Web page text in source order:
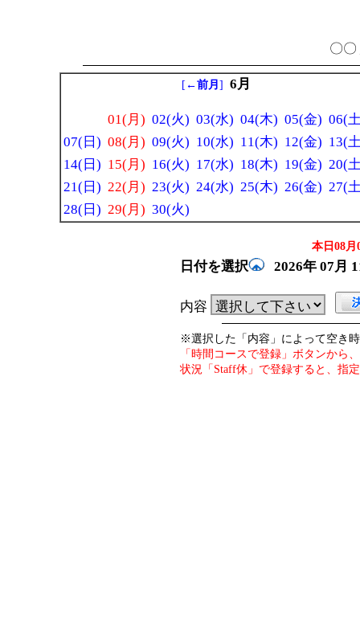
〇
[ ←前月 ] 6月
01(月) 02(火) 03(水) 04(木) 05(金) 06(
07(日) 08(月) 09(火) 10(水) 11(木) 12(金) 13(
14(日) 15(月) 16(火) 17(水) 18(木) 19(金) 20(
21(日) 22(月) 23(火) 24(水) 25(木) 26(金) 27(
28(日) 29(月) 30(火)
本日08月
日付を選択 2026年 07月
内容
※選択した「内容」によって空き
「時間コースで登録」ボタンから
状況「Staff休」で登録すると、指